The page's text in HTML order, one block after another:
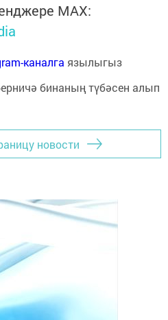
MАХ:
каналга язылыгыз
новости